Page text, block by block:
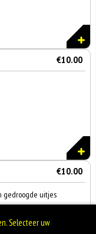
€10.00
€10.00
gedroogde uitjes
Selecteer uw